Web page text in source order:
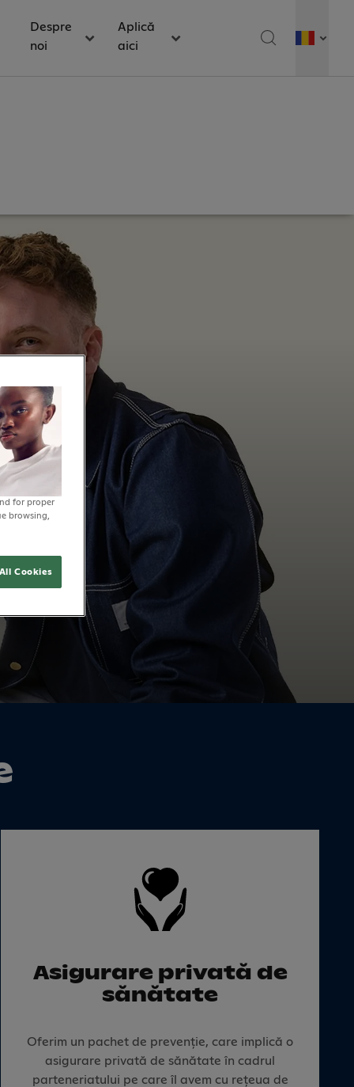
Despre
noi
Aplică
aici
Asigurare privată de
sănătate
Oferim un pachet de prevenție, care implică o
asigurare privată de sănătate în cadrul
parteneriatului pe care îl avem cu rețeua de
for proper
browsing,
Cookies